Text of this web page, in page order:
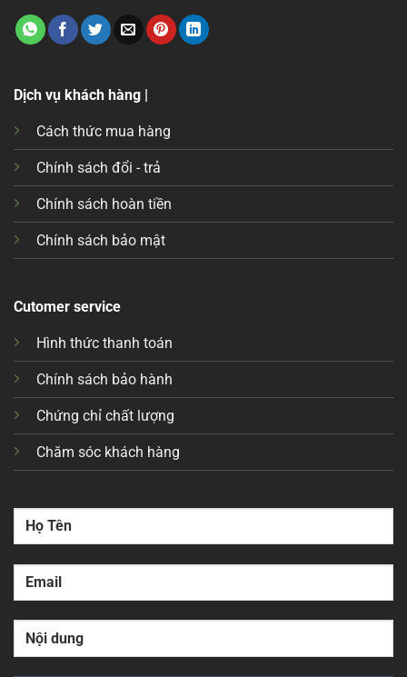
Dịch vụ khách hàng |
Cách thức mua hàng
Chính sách đổi - trả
Chính sách hoàn tiền
Chính sách bảo mật
Cutomer service
Hình thức thanh toán
Chính sách bảo hành
Chứng chỉ chất lượng
Chăm sóc khách hàng